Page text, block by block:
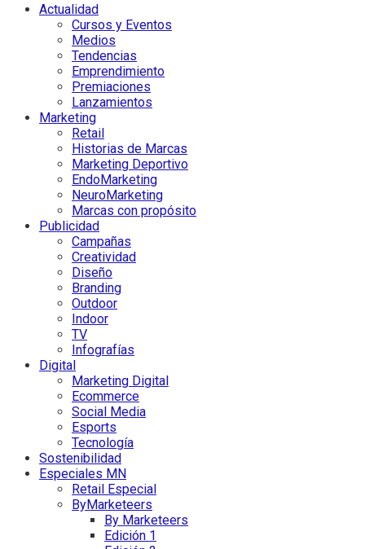
Actualidad
Cursos y Eventos
Medios
Tendencias
Emprendimiento
Premiaciones
Lanzamientos
Marketing
Retail
Historias de Marcas
Marketing Deportivo
EndoMarketing
NeuroMarketing
Marcas con propósito
Publicidad
Campañas
Creatividad
Diseño
Branding
Outdoor
Indoor
TV
Infografías
Digital
Marketing Digital
Ecommerce
Social Media
Esports
Tecnología
Sostenibilidad
Especiales MN
Retail Especial
ByMarketeers
By Marketeers
Edición 1